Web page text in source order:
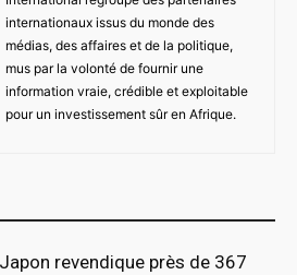
internationaux issus du monde des
médias, des affaires et de la politique,
mus par la volonté de fournir une
information vraie, crédible et exploitable
pour un investissement sûr en Afrique.
revendique près de 367